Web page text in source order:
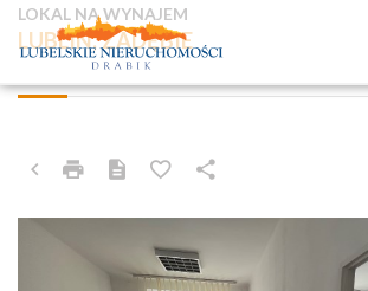
LUBLIN, ZADĘBIE
LOKAL NA WYNAJEM